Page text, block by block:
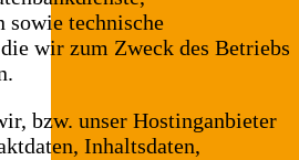
sowie technische
wir zum Zweck des Betriebs
bzw. unser Hostinganbieter
Inhaltsdaten,